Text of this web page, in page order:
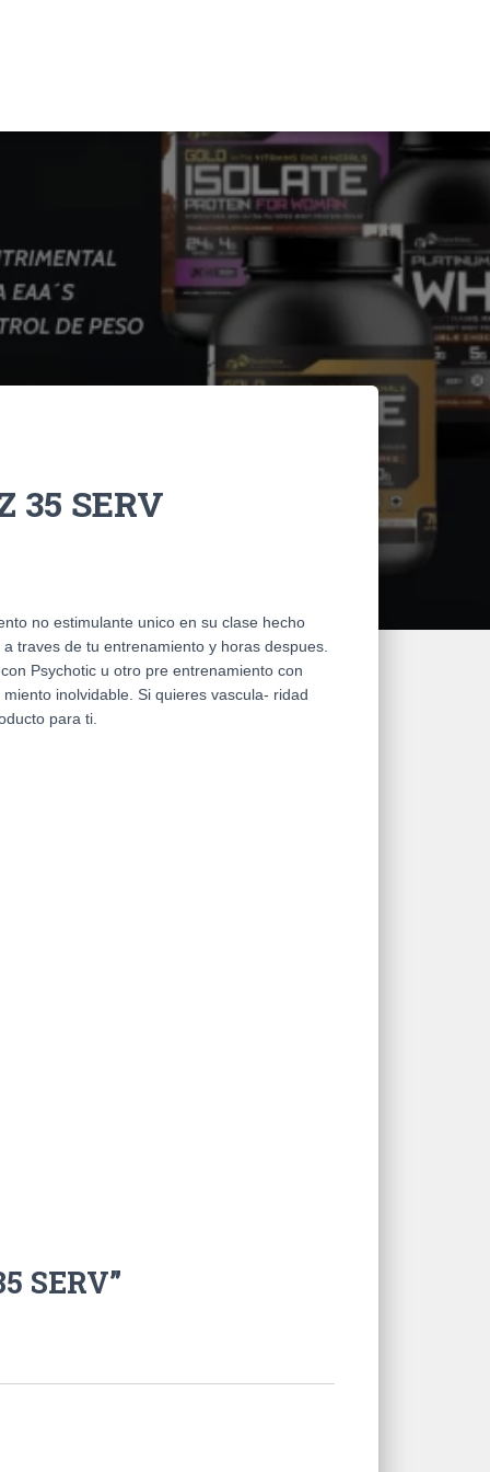
35 SERV
no estimulante unico en su clase hecho
traves de tu entrenamiento y horas despues.
Psychotic u otro pre entrenamiento con
inolvidable. Si quieres vascula- ridad
para ti.
SERV”